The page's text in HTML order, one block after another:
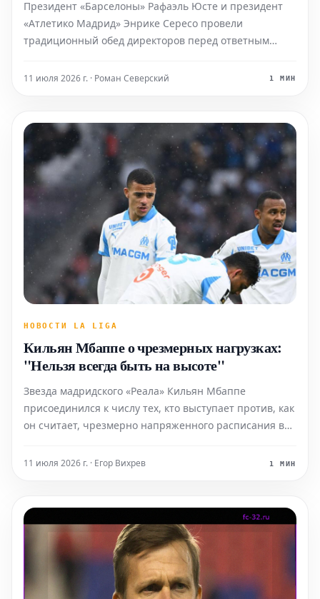
Президент «Барселоны» Рафаэль Юсте и президент
«Атлетико Мадрид» Энрике Сересо провели
традиционный обед директоров перед ответным
Юсте подтвердил, что «Барселона» изучает решение
11 июля 2026 г. · Роман Северский 1 МИН
НОВОСТИ LA LIGA
Кильян Мбаппе о чрезмерных нагрузках:
"Нельзя всегда быть на высоте"
Звезда мадридского «Реала» Кильян Мбаппе
присоединился к числу тех, кто выступает против, как
он считает, чрезмерно напряженного расписания в
и расширением существующих, ведущие игроки
11 июля 2026 г. · Егор Вихрев 1 МИН